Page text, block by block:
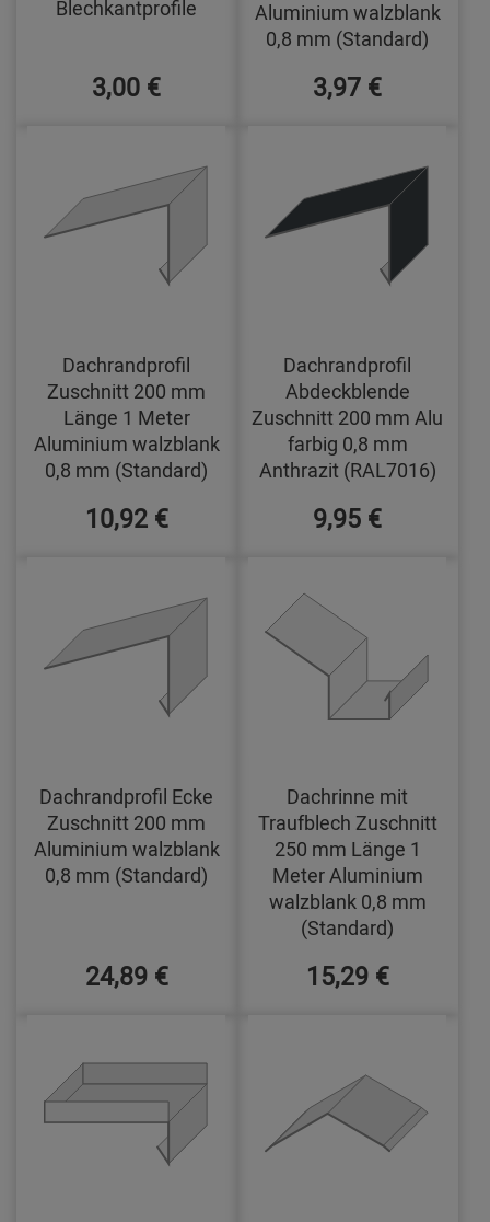
Blechkantprofile
3,00 €
Aluminium walzblank
0,8 mm (Standard)
3,97 €
Dachrandprofil
Zuschnitt 200 mm
Länge 1 Meter
Aluminium walzblank
0,8 mm (Standard)
10,92 €
Dachrandprofil
Abdeckblende
Zuschnitt 200 mm Alu
farbig 0,8 mm
Anthrazit (RAL7016)
9,95 €
Dachrandprofil Ecke
Zuschnitt 200 mm
Aluminium walzblank
0,8 mm (Standard)
24,89 €
Dachrinne mit
Traufblech Zuschnitt
250 mm Länge 1
Meter Aluminium
walzblank 0,8 mm
(Standard)
15,29 €